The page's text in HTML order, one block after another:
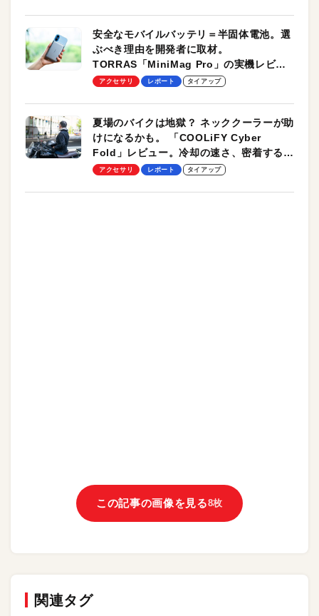
安全なモバイルバッテリ＝半固体電池。選
ぶべき理由を開発者に取材。
TORRAS「MiniMag Pro」の実機レビュ
ーも
アクセサリ レポート タイアップ
夏場のバイクは地獄？ ネッククーラーが助
けになるかも。 「COOLiFY Cyber
Fold」レビュー。冷却の速さ、密着する冷
却プレート、シンプルな操作性がグッド！
アクセサリ レポート タイアップ
この記事の画像を見る8枚
関連タグ